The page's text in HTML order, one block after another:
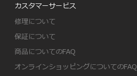
カスタマーサービス
修理について
保証について
商品についてのFAQ
オンラインショッピングについてのFAQ